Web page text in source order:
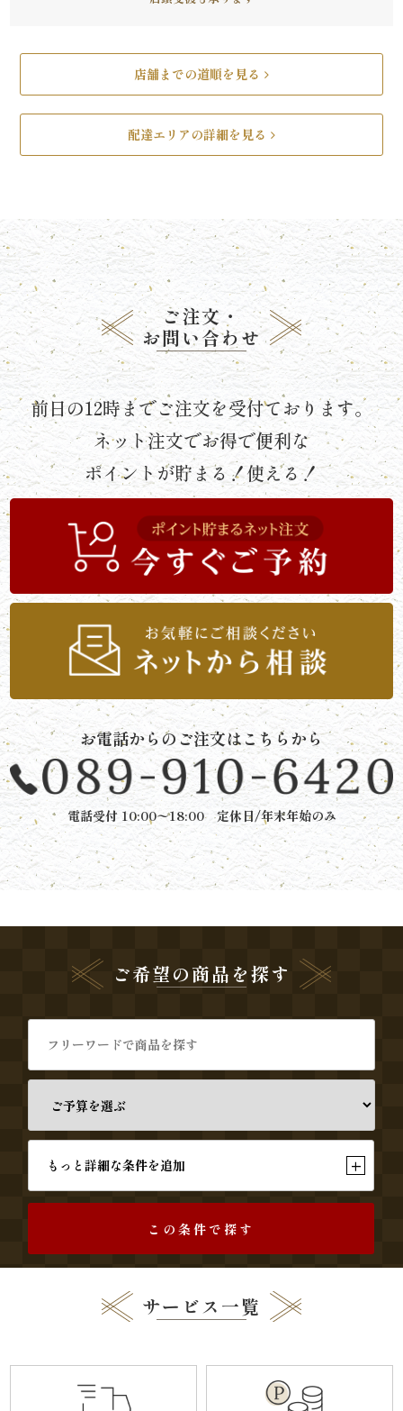
リ
ム》
シ
リ
ー
ズ
す
み
よ
和
食》
リ
ー
す
け
《揚
物・
揚
店舗までの道順を見る
配達エリアの詳細を見る
ご注文・
お問い合わせ
前日の12時までご注文を受付ております。
ネット注文でお得で便利な
ポイントが貯まる！使える！
お電話からのご注文はこちらから
電話受付 10:00〜18:00 定休日/年末年始のみ
ご希望の商品を探す
もっと詳細な条件を追加 +
この条件で探す
サービス一覧